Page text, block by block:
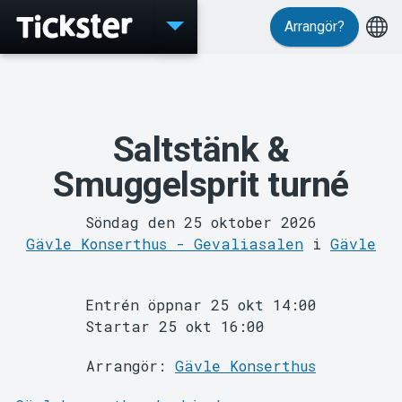
Evenemang
Arrangör?
Saltstänk &
Smuggelsprit turné
Söndag den 25 oktober 2026
Gävle Konserthus - Gevaliasalen i Gävle
Entrén öppnar 25 okt 14:00
Startar 25 okt 16:00
Arrangör: Gävle Konserthus